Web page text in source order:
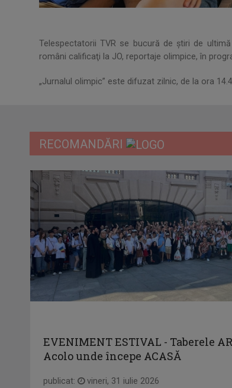
Telespectatorii TVR se bucură de ştiri de
români calificaţi la JO, reportaje olimpice, în
„Jurnalul olimpic” este difuzat zilnic, de la ora
RECOMANDĂRI
EVENIMENT ESTIVAL - Taberele
Acolo unde începe ACASĂ
publicat: vineri, 31 iulie 2026